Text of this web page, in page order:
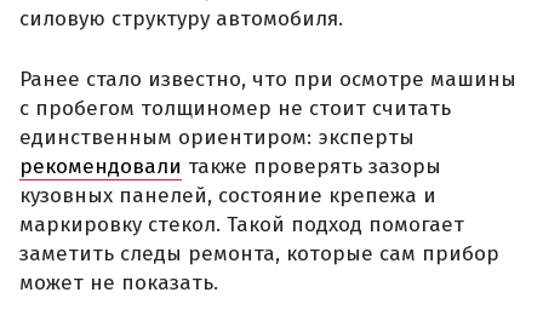
силовую структуру автомобиля.
Ранее стало известно, что при осмотре машины
с пробегом толщиномер не стоит считать
единственным ориентиром: эксперты
рекомендовали также проверять зазоры
кузовных панелей, состояние крепежа и
маркировку стекол. Такой подход помогает
заметить следы ремонта, которые сам прибор
может не показать.